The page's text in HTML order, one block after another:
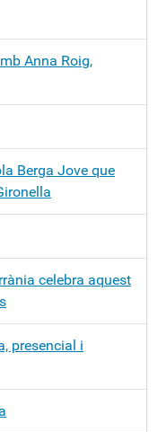
Anna Roig,
Berga Jove que
celebra aquest
presencial i